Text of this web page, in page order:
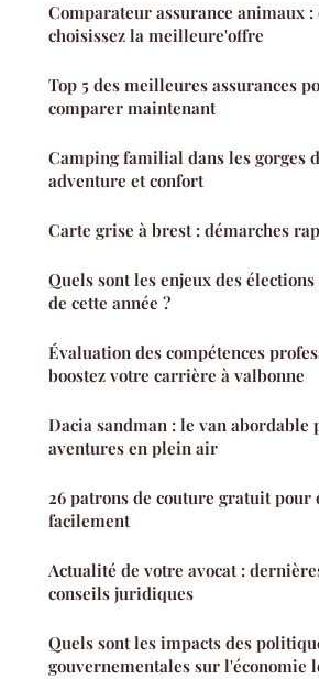
Comparateur assurance animaux :
choisissez la meilleure'offre
Top 5 des meilleures assurances
comparer maintenant
Camping familial dans les gorges
adventure et confort
Carte grise à brest : démarches
Quels sont les enjeux des
de cette année ?
Évaluation des compétences
boostez votre carrière à valbonne
Dacia sandman : le van abordable
aventures en plein air
26 patrons de couture gratuit pour
facilement
Actualité de votre avocat :
conseils juridiques
Quels sont les impacts des
gouvernementales sur l'économie